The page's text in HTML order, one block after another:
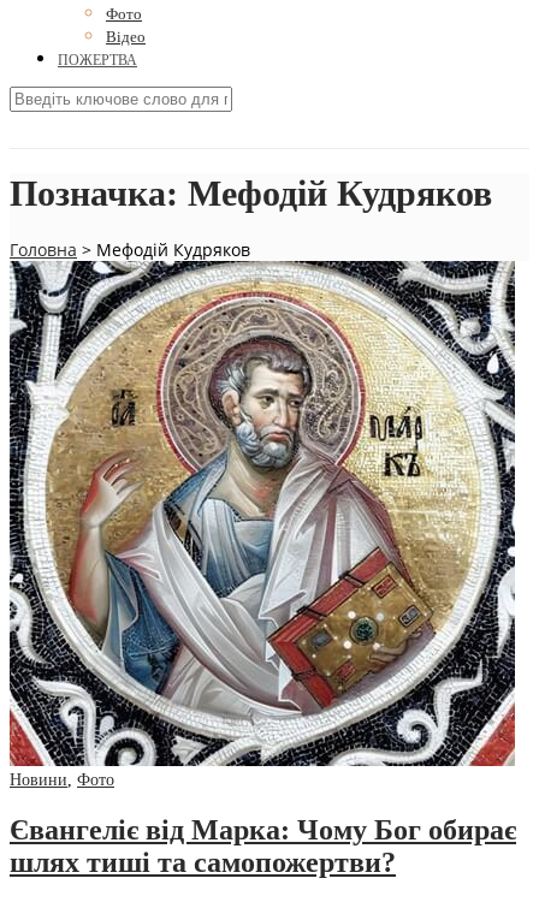
Фото
Відео
ПОЖЕРТВА
Позначка: Мефодій Кудряков
Головна > Мефодій Кудряков
Новини, Фото
Євангеліє від Марка: Чому Бог обирає
шлях тиші та самопожертви?